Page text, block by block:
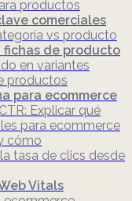
productos
comerciales
vs producto
fichas de producto
en variantes
productos
para ecommerce
Explicar qué
para ecommerce
cómo
tasa de clics desde
Vitals